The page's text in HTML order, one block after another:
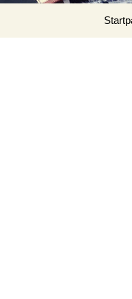
naar